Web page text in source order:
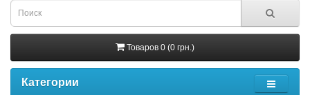
Товаров 0 (0 грн.)
Категории